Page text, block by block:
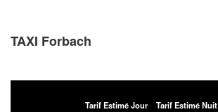
TAXI Forbach
Tarif Estimé Jour Tarif Estimé Nuit